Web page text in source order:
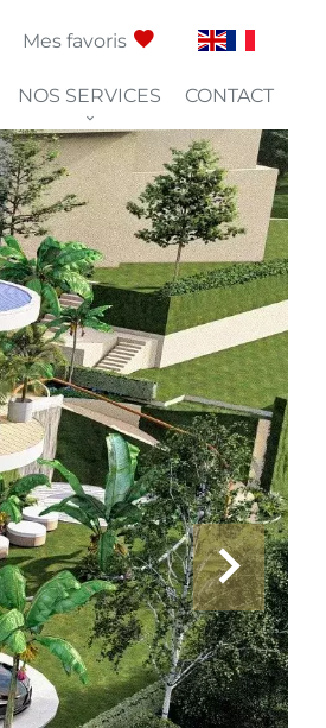
Mes favoris
NOS SERVICES CONTACT